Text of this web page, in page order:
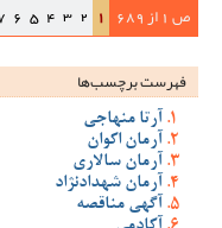
ص 1 از 689 1
2
3
4
5
6
فهرست برچسب‌ها
آرتا منهاجی
آرمان اکوان
آرمان سالاری
آرمان شهدادنژاد
آگهی مناقصه